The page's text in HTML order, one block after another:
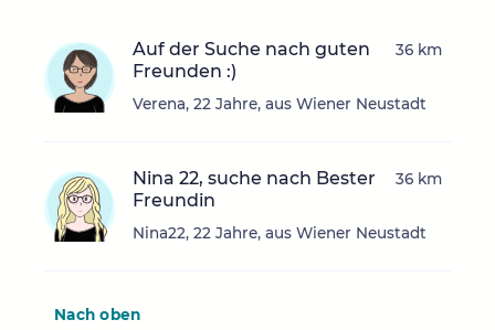
Auf der Suche nach guten
Freunden :)
Verena, 22 Jahre, aus Wiener Neustadt
36 km
Nina 22, suche nach Bester
Freundin
Nina22, 22 Jahre, aus Wiener Neustadt
36 km
Nach oben